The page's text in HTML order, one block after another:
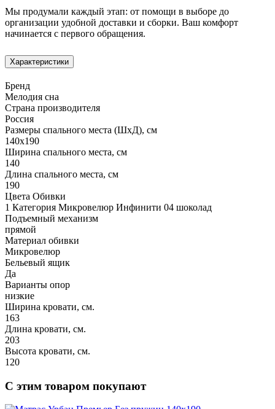
Мы продумали каждый этап: от помощи в выборе до
организации удобной доставки и сборки. Ваш комфорт
начинается с первого обращения.
Характеристики
Бренд
Мелодия сна
Страна производителя
Россия
Размеры спального места (ШхД), см
140х190
Ширина спального места, см
140
Длина спального места, см
190
Цвета Обивки
1 Категория Микровелюр Инфинити 04 шоколад
Подъемный механизм
прямой
Материал обивки
Микровелюр
Бельевый ящик
Да
Варианты опор
низкие
Ширина кровати, см.
163
Длина кровати, см.
203
Высота кровати, см.
120
С этим товаром покупают